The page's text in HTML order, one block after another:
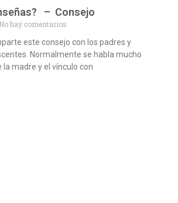
– Consejo
No hay comentarios
este consejo con los padres y
Normalmente se habla mucho
la madre y el vínculo con